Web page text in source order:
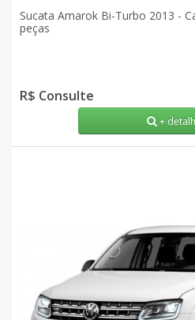
Sucata Amarok Bi-Turbo 2013 -
peças
R$ Consulte
+